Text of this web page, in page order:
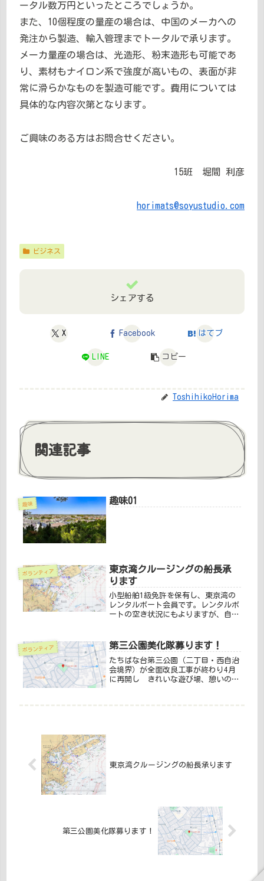
ータル数万円といったところでしょうか。
また、10個程度の量産の場合は、中国のメーカへの
発注から製造、輸入管理までトータルで承ります。
メーカ量産の場合は、光造形、粉末造形も可能であ
り、素材もナイロン系で強度が高いもの、表面が非
常に滑らかなものを製造可能です。費用については
具体的な内容次第となります。
ご興味のある方はお問合せください。
15班 堀間 利彦
horimats@soyustudio.com
ビジネス
シェアする
X Facebook はてブ
LINE コピー
ToshihikoHorima
関連記事
趣味 趣味01
ボランティア
東京湾クルージングの船長承
ります
小型船舶1級免許を保有し、東京湾の
レンタルボート会員です。レンタルボ
ートの空き状況にもよりますが、自由
いですが、週末祝日は2ヶ月程度前に
は予約しないと確保できない場合があ
り...
ボランティア 第三公園美化隊募ります！
たちばな台第三公園（二丁目・西自治
会境界）が全面改良工事が終わり4月
に再開し きれいな遊び場、憩いの空
東京湾クルージングの船長承ります
第三公園美化隊募ります！